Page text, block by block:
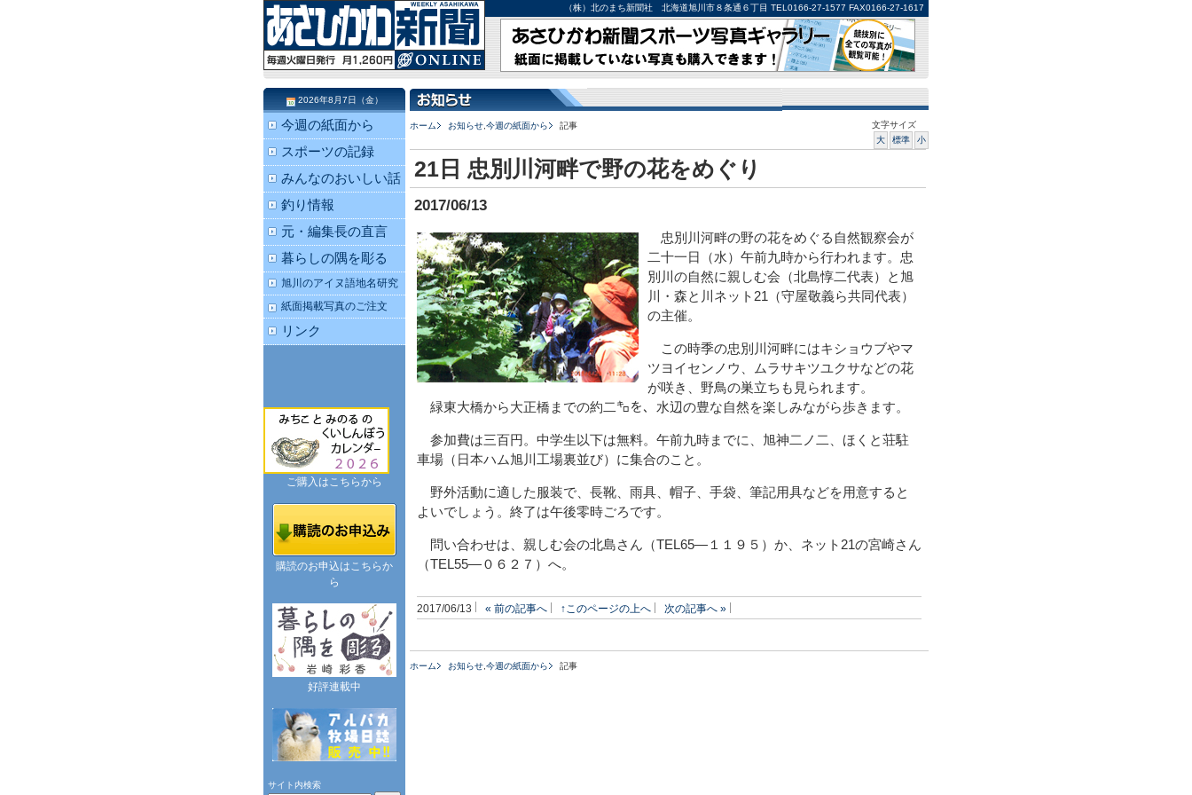
（株）北のまち新聞社 北海道旭川市８条通６丁目 TEL0166-27-1577 FAX0166-27-1617
ホーム お知らせ 今週の紙面から 記事
文字サイズ
大
標準 小
21日 忠別川河畔で野の花をめぐり
2017/06/13
忠別川河畔の野の花をめぐる自然観察会が
二十一日（水）午前九時から行われます。忠
別川の自然に親しむ会（北島惇二代表）と旭
川・森と川ネット21（守屋敬義ら共同代表）
の主催。
この時季の忠別川河畔にはキショウブやマ
ツヨイセンノウ、ムラサキツユクサなどの花
が咲き、野鳥の巣立ちも見られます。
緑東大橋から大正橋までの約二㌔を、水辺の豊な自然を楽しみながら歩きます。
参加費は三百円。中学生以下は無料。午前九時までに、旭神二ノ二、ほくと荘駐
車場（日本ハム旭川工場裏並び）に集合のこと。
野外活動に適した服装で、長靴、雨具、帽子、手袋、筆記用具などを用意すると
よいでしょう。終了は午後零時ごろです。
問い合わせは、親しむ会の北島さん（TEL65―１１９５）か、ネット21の宮崎さん
（TEL55―０６２７）へ。
2017/06/13 « 前の記事へ ↑このページの上へ 次の記事へ »
ホーム お知らせ 今週の紙面から 記事
2026年8月7日（金）
今週の紙面から
スポーツの記録
みんなのおいしい話
釣り情報
元・編集長の直言
暮らしの隅を彫る
旭川のアイヌ語地名研究
紙面掲載写真のご注文
リンク
ご購入はこちらから
購読のお申込はこちらか
ら
好評連載中
サイト内検索